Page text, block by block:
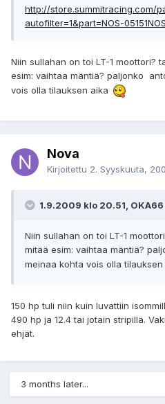
http://store.summitracing.com/
autofilter=1&part=NOS-
Niin sullahan on toi LT-1 moottori?
esim: vaihtaa mäntiä? paljonko
vois olla tilauksen aika
Nova
Kirjoitettu 2. Syyskuuta,
1.9.2009 klo 20.51,
Niin sullahan on toi LT-1
mitää esim: vaihtaa mäntiä?
meinaa kohta vois olla tilauksen
150 hp tuli niin kuin luvattiin
490 hp ja 12.4 tai jotain stripillä.
ehjät.
3 months later...